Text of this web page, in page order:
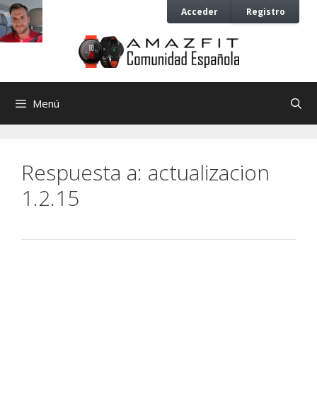
Saltar
al
contenido
Acceder Registro
Saltar
al
contenido
Menú
Respuesta a: actualizacion
1.2.15